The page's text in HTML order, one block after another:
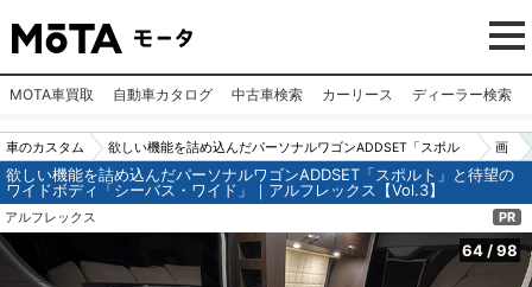
MOTA車買取 自動車カタログ 中古車検索 カーリース ディーラー検索
車のカスタム
パーツ（カー
用品）
欲しい機能を詰め込んだパーソナルワゴンADDSET「スポル
ト」と待望のワイドボディ「シーバス・ワイド」｜アルフレ
ックス【Vol.3】
画
像
N
o.6
4
欲しい機能を詰め込んだパーソナルワゴンADDSET「スポルト」と待望の
ワイドボディ「シーバス・ワイド」｜アルフレックス【Vol.3】
アルフレックス PR
64 /98